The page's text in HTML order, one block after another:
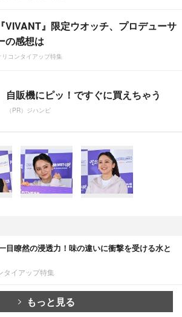
『VIVANT』限定ウオッチ、プロデューサ
の感想は
リコンタイアップ特集
自販機にピッ！ですぐに買えちゃう
（PR）ジハンピ
目瞭然の浸透力！味の違いに衝撃を受ける水と
タイアップ特集
もっと見る